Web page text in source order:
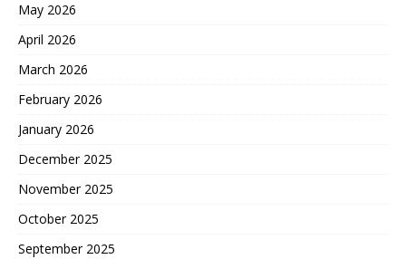
May 2026
April 2026
March 2026
February 2026
January 2026
December 2025
November 2025
October 2025
September 2025